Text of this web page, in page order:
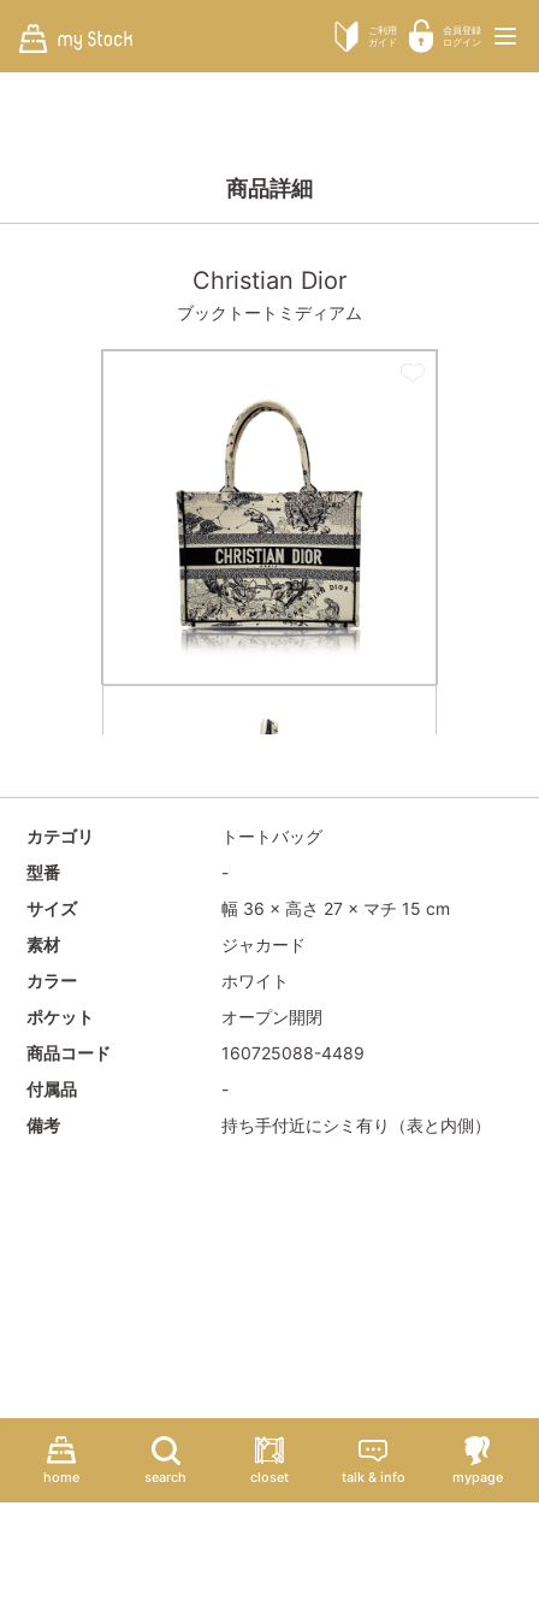
ご利用
ガイド
会員登録
ログイン
商品詳細
Christian Dior
ブックトートミディアム
カテゴリ
トートバッグ
型番
-
サイズ
幅 36 × 高さ 27 × マチ 15 cm
素材
ジャカード
カラー
ホワイト
ポケット
オープン開閉
商品コード
160725088-4489
付属品
-
備考
持ち手付近にシミ有り（表と内側）
home search closet talk & info mypage